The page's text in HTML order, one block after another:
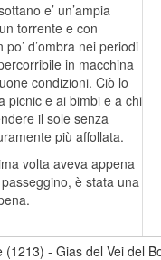
e’ un’ampia
torrente e con
d’ombra nei periodi
in macchina
condizioni. Ciò lo
picnic e ai bimbi e a chi
il sole senza
più affollata.
volta aveva appena
è stata una
- Gias del Vei del